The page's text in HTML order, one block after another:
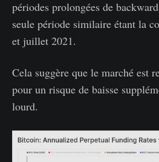
périodes prolongées de
seule période similaire étant la
et juillet 2021.
Cela suggère que le marché est
pour un risque de baisse
lourd.